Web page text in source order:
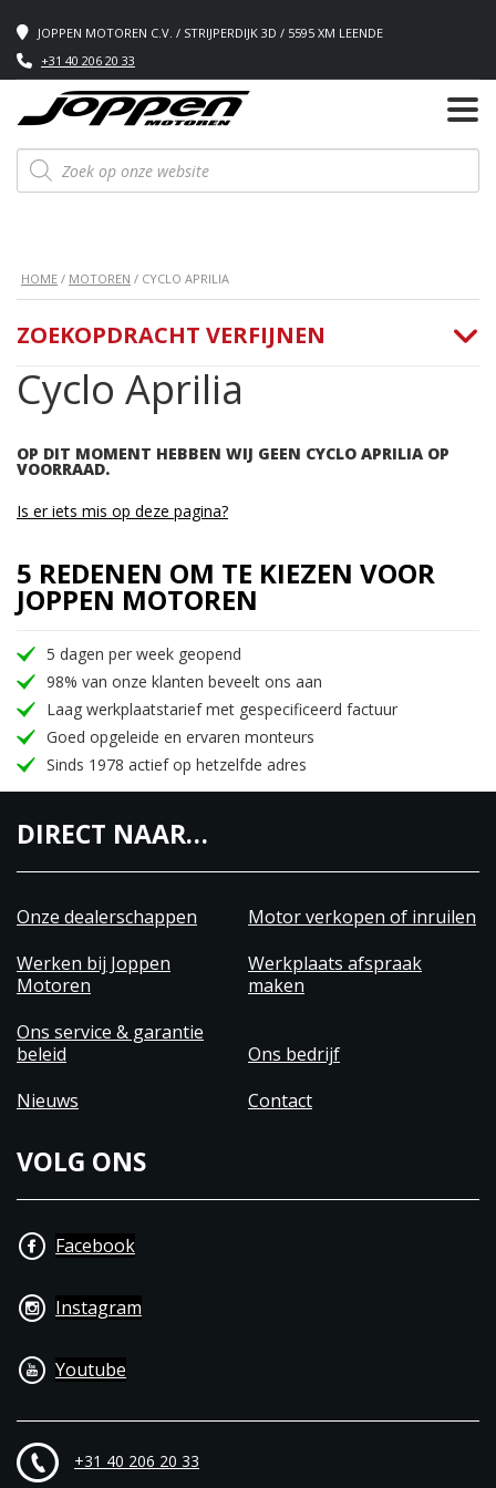
JOPPEN MOTOREN C.V. / STRIJPERDIJK 3D / 5595 XM LEENDE
+31 40 206 20 33
Producten
zoeken
HOME / MOTOREN / CYCLO APRILIA
Cyclo Aprilia
OP DIT MOMENT HEBBEN WIJ GEEN CYCLO APRILIA OP
VOORRAAD.
ZOEKOPDRACHT VERFIJNEN
Is er iets mis op deze pagina?
5 REDENEN OM TE KIEZEN VOOR
JOPPEN MOTOREN
5 dagen per week geopend
98% van onze klanten beveelt ons aan
Laag werkplaatstarief met gespecificeerd factuur
Goed opgeleide en ervaren monteurs
Sinds 1978 actief op hetzelfde adres
DIRECT NAAR…
Onze dealerschappen
Motor verkopen of inruilen
Werken bij Joppen
Motoren
Werkplaats afspraak
maken
Ons service & garantie
beleid
Ons bedrijf
Nieuws
Contact
VOLG ONS
Facebook
Instagram
Youtube
+31 40 206 20 33